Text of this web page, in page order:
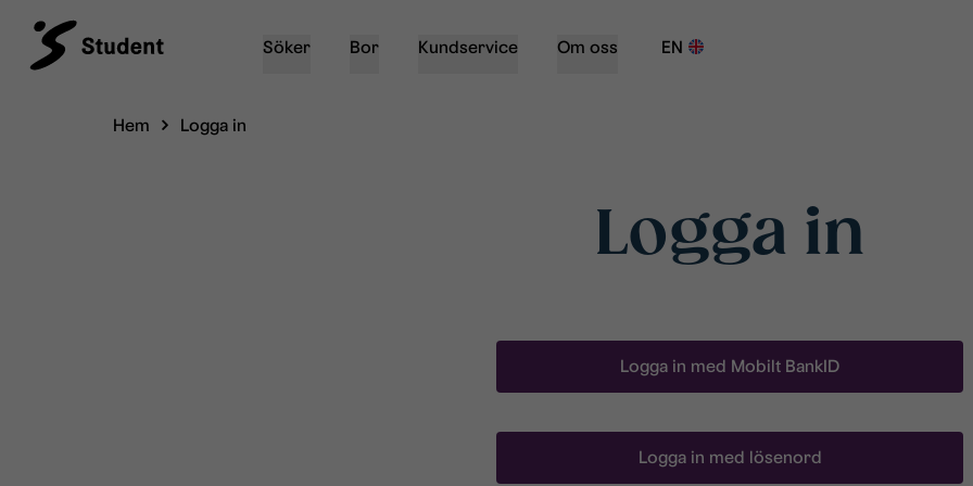
Söker Bor Kundservice Om oss EN
Hem Logga in
Logga in
Logga in med Mobilt BankID
Logga in med lösenord